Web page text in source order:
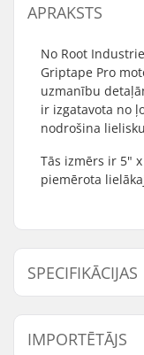
APRAKSTS
No Root
Griptape Pro
uzmanību
ir izgatavota no
nodrošina
Tās izmērs ir 5"
piemērota
SPECIFIKĀCIJAS
Length:
Width:
IMPORTĒTĀJS